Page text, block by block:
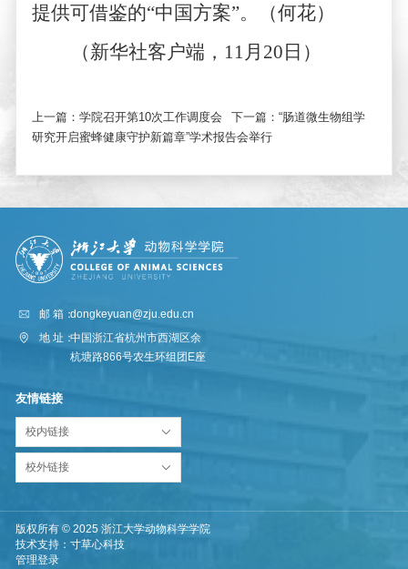
提供可借鉴的“中国方案”。（何花）
（新华社客户端， 11月 20 日）
上一篇： 学院召开第10次工作调度会 下一篇： “肠道微生物组学
研究开启蜜蜂健康守护新篇章”学术报告会举行
邮 箱：dongkeyuan@zju.edu.cn
地 址：中国浙江省杭州市西湖区余
杭塘路866号农生环组团E座
友情链接
校内链接
校外链接
版权所有 © 2025 浙江大学动物科学学院
技术支持： 寸草心科技
管理登录